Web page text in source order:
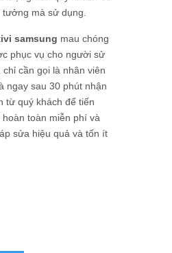
mà sử dụng.
samsung mau chóng
phục vụ cho người sử
cần gọi là nhân viên
ngay sau 30 phút nhận
từ quý khách để tiến
toàn miễn phí và
sửa hiệu quả và tốn ít